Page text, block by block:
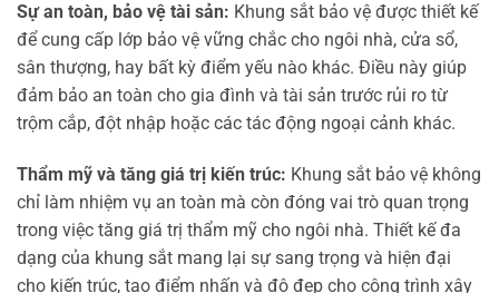
Sự an toàn, bảo vệ tài sản: Khung sắt bảo vệ được thiết kế
để cung cấp lớp bảo vệ vững chắc cho ngôi nhà, cửa sổ,
sân thượng, hay bất kỳ điểm yếu nào khác. Điều này giúp
đảm bảo an toàn cho gia đình và tài sản trước rủi ro từ
trộm cắp, đột nhập hoặc các tác động ngoại cảnh khác.
Thẩm mỹ và tăng giá trị kiến trúc: Khung sắt bảo vệ không
chỉ làm nhiệm vụ an toàn mà còn đóng vai trò quan trọng
trong việc tăng giá trị thẩm mỹ cho ngôi nhà. Thiết kế đa
dạng của khung sắt mang lại sự sang trọng và hiện đại
cho kiến trúc, tạo điểm nhấn và độ đẹp cho công trình xây